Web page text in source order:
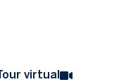
Tour virtual